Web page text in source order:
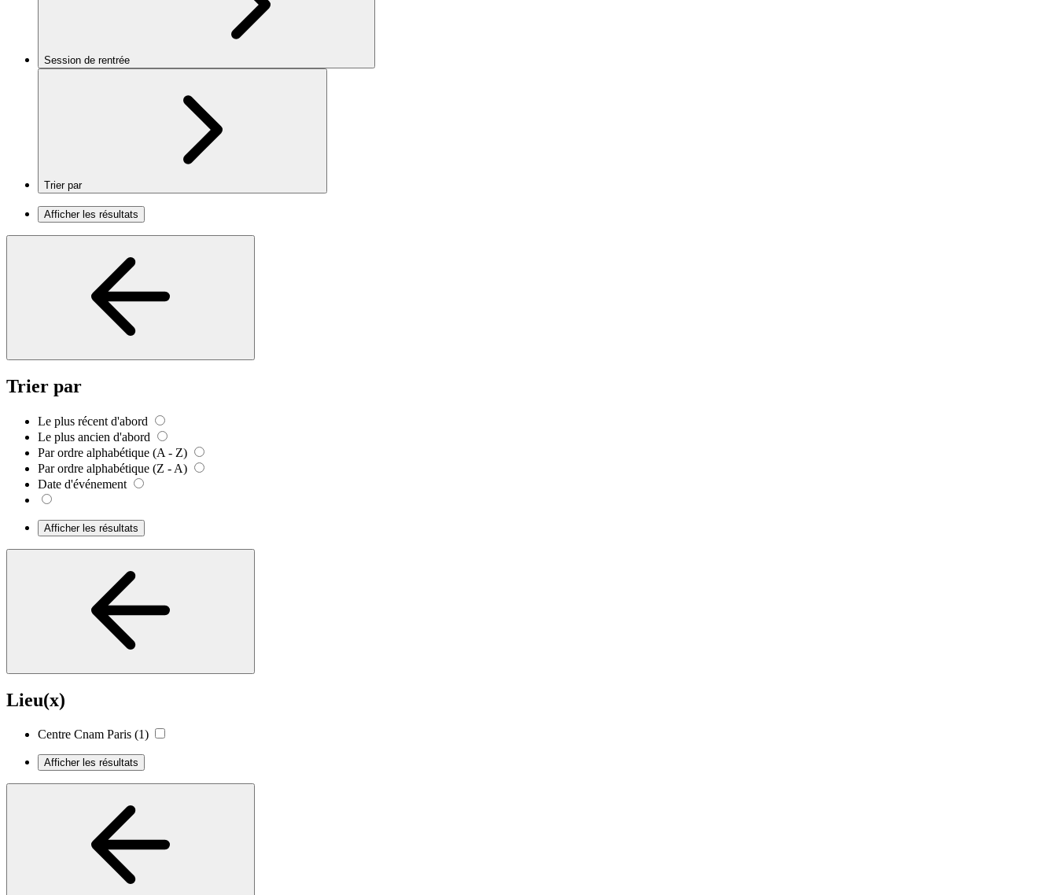
Session de rentrée
Trier par
Afficher les résultats
Trier par
Le plus récent d'abord
Le plus ancien d'abord
Par ordre alphabétique (A - Z)
Par ordre alphabétique (Z - A)
Date d'événement
Afficher les résultats
Lieu(x)
Centre Cnam Paris (1)
Afficher les résultats